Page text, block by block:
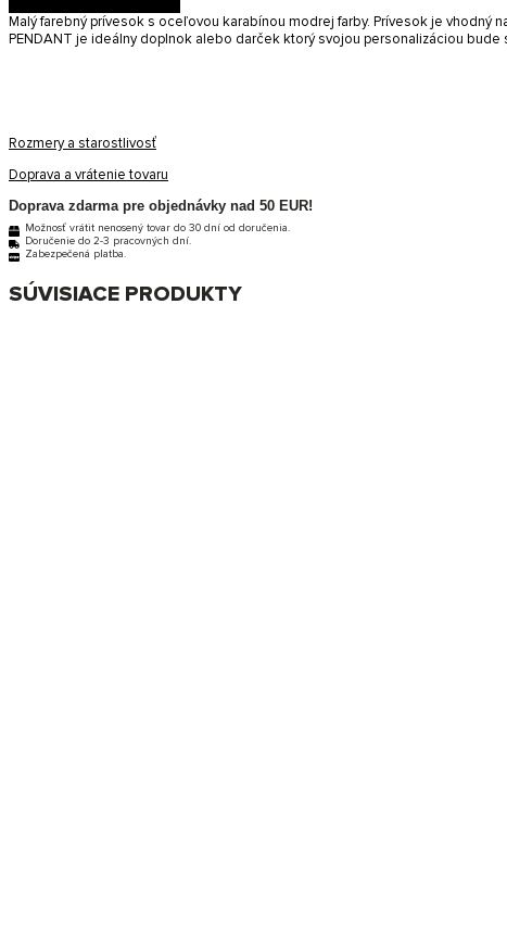
Malý farebný prívesok s oceľovou karabínou modrej farby. Prívesok je vhodný
PENDANT je ideálny doplnok alebo darček ktorý svojou personalizáciou bude
Rozmery a starostlivosť
Doprava a vrátenie tovaru
Doprava zdarma pre objednávky nad 50 EUR!
Možnosť vrátit nenosený tovar do 30 dní od doručenia.
Doručenie do 2-3 pracovných dní.
Zabezpečená platba.
SÚVISIACE PRODUKTY